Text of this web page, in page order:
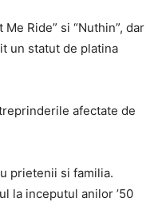
Ride” si “Nuthin”, dar
un statut de platina
afectate de
prietenii si familia.
la inceputul anilor ’50